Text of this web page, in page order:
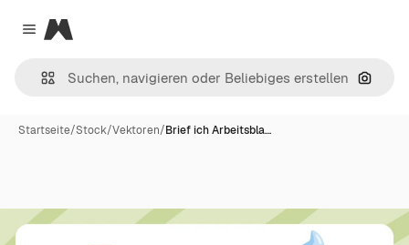
Close menu
Magnific
Nach
Startseite/Stock/Vektoren/Brief ich Arbeitsbla…